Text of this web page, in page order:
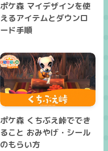
ポケ森 マイデザインを使
えるアイテムとダウンロ
ード手順
ポケ森 くちぶえ峠ででき
ること おみやげ・シール
のもらい方